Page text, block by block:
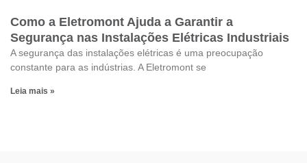
Como a Eletromont Ajuda a Garantir a
Segurança nas Instalações Elétricas Industriais
A segurança das instalações elétricas é uma preocupação
constante para as indústrias. A Eletromont se
Leia mais »